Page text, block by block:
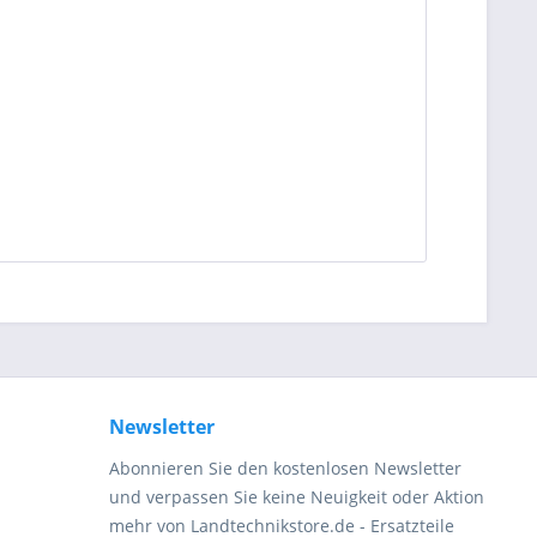
Newsletter
Abonnieren Sie den kostenlosen Newsletter
und verpassen Sie keine Neuigkeit oder Aktion
mehr von Landtechnikstore.de - Ersatzteile